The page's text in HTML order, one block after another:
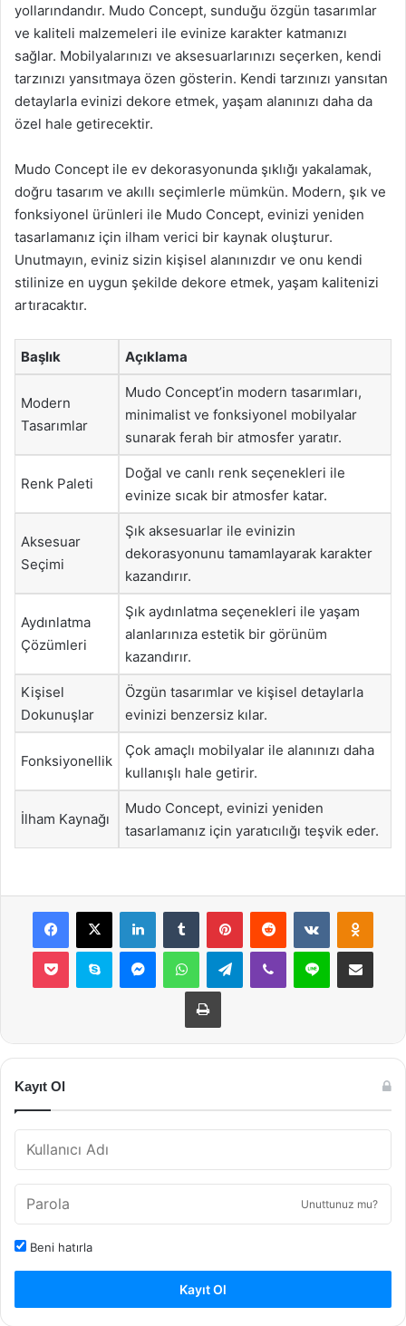
yollarındandır. Mudo Concept, sunduğu özgün tasarımlar
ve kaliteli malzemeleri ile evinize karakter katmanızı
sağlar. Mobilyalarınızı ve aksesuarlarınızı seçerken, kendi
tarzınızı yansıtmaya özen gösterin. Kendi tarzınızı yansıtan
detaylarla evinizi dekore etmek, yaşam alanınızı daha da
özel hale getirecektir.
Mudo Concept ile ev dekorasyonunda şıklığı yakalamak,
doğru tasarım ve akıllı seçimlerle mümkün. Modern, şık ve
fonksiyonel ürünleri ile Mudo Concept, evinizi yeniden
tasarlamanız için ilham verici bir kaynak oluşturur.
Unutmayın, eviniz sizin kişisel alanınızdır ve onu kendi
stilinize en uygun şekilde dekore etmek, yaşam kalitenizi
artıracaktır.
Başlık Açıklama
Modern
Tasarımlar
Mudo Concept’in modern tasarımları,
minimalist ve fonksiyonel mobilyalar
sunarak ferah bir atmosfer yaratır.
Renk Paleti
Doğal ve canlı renk seçenekleri ile
evinize sıcak bir atmosfer katar.
Aksesuar
Seçimi
Şık aksesuarlar ile evinizin
dekorasyonunu tamamlayarak karakter
kazandırır.
Aydınlatma
Çözümleri
Şık aydınlatma seçenekleri ile yaşam
alanlarınıza estetik bir görünüm
kazandırır.
Kişisel
Dokunuşlar
Özgün tasarımlar ve kişisel detaylarla
evinizi benzersiz kılar.
Fonksiyonellik
Çok amaçlı mobilyalar ile alanınızı daha
kullanışlı hale getirir.
İlham Kaynağı
Mudo Concept, evinizi yeniden
tasarlamanız için yaratıcılığı teşvik eder.
Facebook
X LinkedInTumblr PinterestReddit VKontakte
Pocket Skype MessengerWhatsAppTelegramViber Line E-Posta ile
Yazdır
Kayıt Ol
Unuttunuz mu?
Beni hatırla
Kayıt Ol